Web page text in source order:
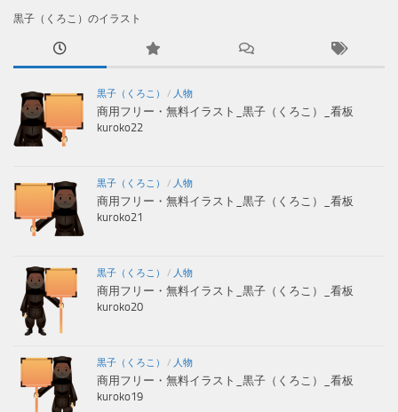
黒子（くろこ）のイラスト
黒子（くろこ） / 人物
商用フリー・無料イラスト_黒子（くろこ）_看板
kuroko22
黒子（くろこ） / 人物
商用フリー・無料イラスト_黒子（くろこ）_看板
kuroko21
黒子（くろこ） / 人物
商用フリー・無料イラスト_黒子（くろこ）_看板
kuroko20
黒子（くろこ） / 人物
商用フリー・無料イラスト_黒子（くろこ）_看板
kuroko19